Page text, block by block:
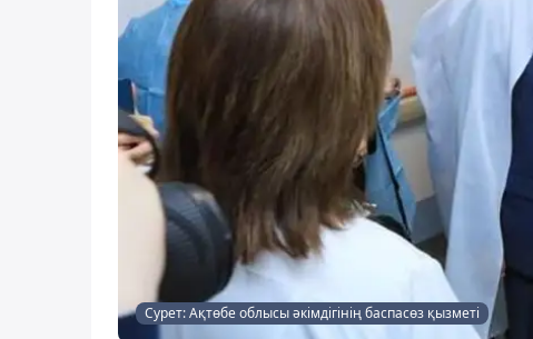
Сурет: Ақтөбе облысы әкімдігінің баспасөз қызметі